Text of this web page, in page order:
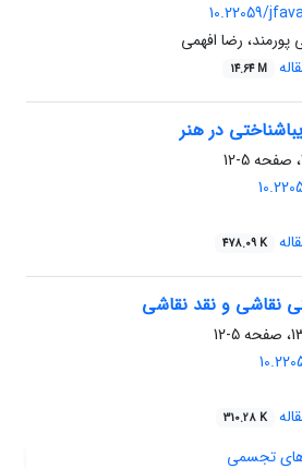
10.22059/
رضا افهمی
14.64 M
در هنر
5-12
478.09 K
نقاشی و نقد نقاشی
5-12
310.28 K